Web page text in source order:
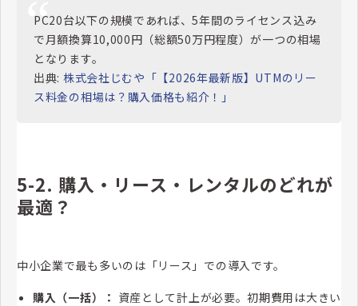
PC20台以下の規模であれば、5年間のライセンス込み
で月額換算10,000円（総額50万円程度）が一つの相場
となります。
出典: 株式会社じむや「【2026年最新版】UTMのリー
ス料金の相場は？購入価格も紹介！」
5-2. 購入・リース・レンタルのどれが
最適？
中小企業で最も多いのは「リース」での導入です。
購入（一括）： 資産として計上が必要。初期費用は大きい